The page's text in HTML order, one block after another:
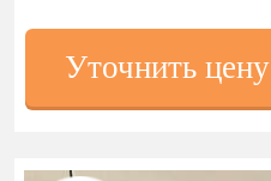
Уточнить цену